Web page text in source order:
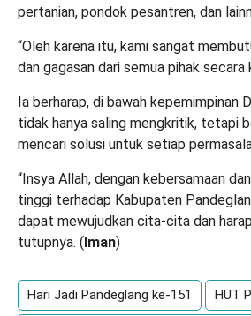
pertanian, pondok pesantren, dan
“Oleh karena itu, kami sangat
dan gagasan dari semua pihak secara
Ia berharap, di bawah kepemimpinan
tidak hanya saling mengkritik, tetapi
mencari solusi untuk setiap
“Insya Allah, dengan kebersamaan
tinggi terhadap Kabupaten
dapat mewujudkan cita-cita dan
tutupnya. (Iman)
Hari Jadi Pandeglang ke-151 HUT